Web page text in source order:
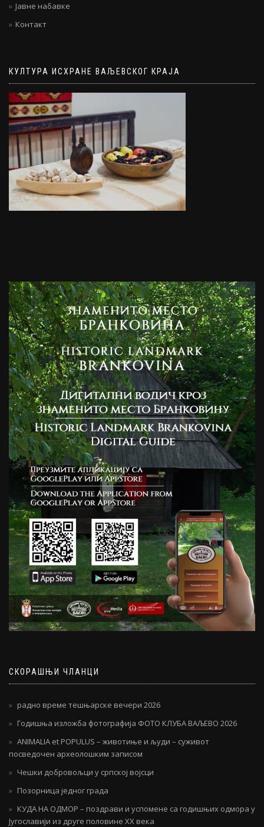
Јавне набавке
Контакт
КУЛТУРА ИСХРАНЕ ВАЉЕВСКОГ КРАЈА
СКОРАШЊИ ЧЛАНЦИ
радно време тешњарске вечери 2026
Годишња изложба фотографија ФОТО КЛУБА ВАЉЕВО 2026
ANIMALIA et POPULUS – животиње и људи – суживот
посведочен археолошким записом
Чешки добровољци у српској војсци
Позорница једног града
КУДА НА ОДМОР – поздрави и успомене са годишњих одмора у
Југославији из друге половине ХХ века